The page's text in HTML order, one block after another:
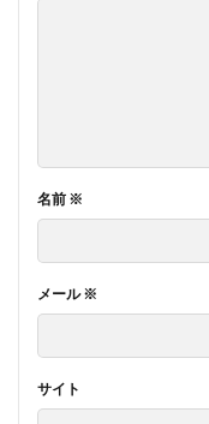
名前 ※
メール※
サイト